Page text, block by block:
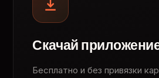
Скачай
Бесплатно и без привязки